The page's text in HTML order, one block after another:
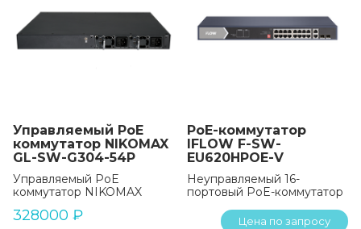
Управляемый PoE
коммутатор NIKOMAX
GL-SW-G304-54P
Управляемый PoE
коммутатор NIKOMAX
328000 ₽
PoE-коммутатор
IFLOW F-SW-
EU620HPOE-V
Неуправляемый 16-
портовый PoE-коммутатор
Цена по запросу